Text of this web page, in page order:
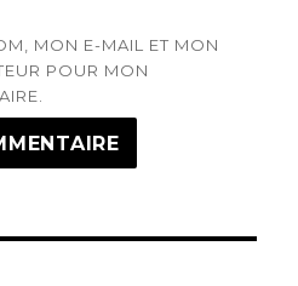
MON E-MAIL ET MON
POUR MON